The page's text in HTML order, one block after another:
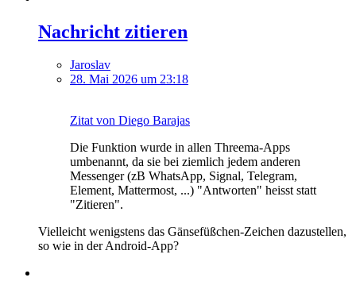
Nachricht zitieren
Jaroslav
28. Mai 2026 um 23:18
Zitat von Diego Barajas
Die Funktion wurde in allen Threema-Apps
umbenannt, da sie bei ziemlich jedem anderen
Messenger (zB WhatsApp, Signal, Telegram,
Element, Mattermost, ...) "Antworten" heisst statt
"Zitieren".
Vielleicht wenigstens das Gänsefüßchen-Zeichen dazustellen,
so wie in der Android-App?